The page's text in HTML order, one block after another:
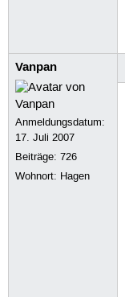
Vanpan
Anmeldungsdatum:
17. Juli 2007
Beiträge:726
Wohnort: Hagen